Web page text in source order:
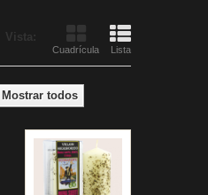
Vista:
Cuadrícula Lista
Mostrar todos